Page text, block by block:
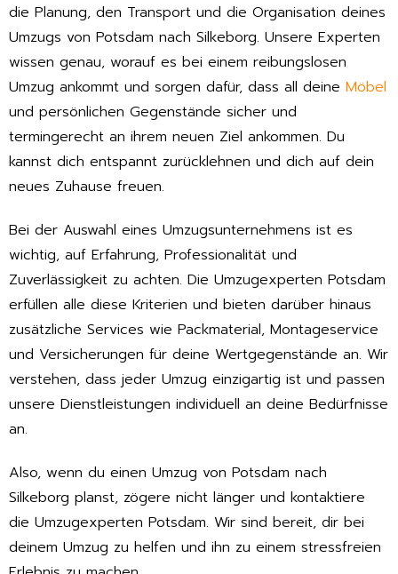
die Planung, den Transport und die Organisation deines
Umzugs von Potsdam nach Silkeborg. Unsere Experten
wissen genau, worauf es bei einem reibungslosen
Umzug ankommt und sorgen dafür, dass all deine Möbel
und persönlichen Gegenstände sicher und
termingerecht an ihrem neuen Ziel ankommen. Du
kannst dich entspannt zurücklehnen und dich auf dein
neues Zuhause freuen.
Bei der Auswahl eines Umzugsunternehmens ist es
wichtig, auf Erfahrung, Professionalität und
Zuverlässigkeit zu achten. Die Umzugexperten Potsdam
erfüllen alle diese Kriterien und bieten darüber hinaus
zusätzliche Services wie Packmaterial, Montageservice
und Versicherungen für deine Wertgegenstände an. Wir
verstehen, dass jeder Umzug einzigartig ist und passen
unsere Dienstleistungen individuell an deine Bedürfnisse
an.
Also, wenn du einen Umzug von Potsdam nach
Silkeborg planst, zögere nicht länger und kontaktiere
die Umzugexperten Potsdam. Wir sind bereit, dir bei
deinem Umzug zu helfen und ihn zu einem stressfreien